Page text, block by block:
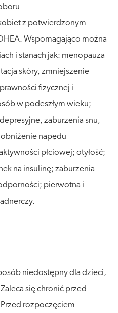
z potwierdzonym
Wspomagająco można
i stanach jak: menopauza
skóry, zmniejszenie
fizycznej i
w podeszłym wieku;
zaburzenia snu,
napędu
płciowej; otyłość;
na insulinę; zaburzenia
pierwotna i
niedostępny dla dzieci,
się chronić przed
rozpoczęciem